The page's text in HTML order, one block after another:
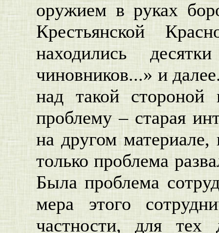
оружием в руках
Крестьянской
находились
чиновников...» и
над такой
проблему – старая
на другом материале,
только проблема
Была проблема
мера этого
частности, для тех